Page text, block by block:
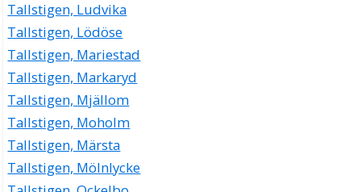
Tallstigen, Ludvika
Tallstigen, Lödöse
Tallstigen, Mariestad
Tallstigen, Markaryd
Tallstigen, Mjällom
Tallstigen, Moholm
Tallstigen, Märsta
Tallstigen, Mölnlycke